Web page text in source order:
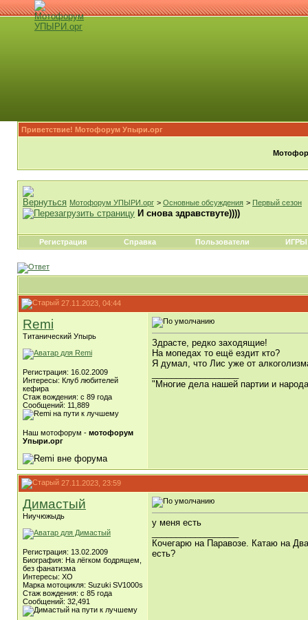
Приветствие! Мотофорум Упыри.орг
Мотофорум УПЫРИ.орг > Основные обсуждения > Первый сезон
И снова здравствуте))))
Регистрация Справка Пользователи ИГРЫ
27.11.2023, 04:44
Remi
Титанический Упырь
Регистрация: 16.02.2009
Интересы: Клуб любителей
кефира
Стаж вождения: с 89 года
Сообщений: 11,889
Наш мотофорум - мотофорум
Упыри.орг
Здрасте, редко заходящие!
На мопедах то ещё ездит кто?
Я думал, что Лис уже от
"Многие дела нашей партии и
27.11.2023, 23:59
Димастый
Ниучюжыдь
Регистрация: 13.02.2009
Биография: На лёгком бодрящем,
без фанатизма
Интересы: ХО
Марка мотоцикля: Suzuki SV1000s
Стаж вождения: с 85 года
Сообщений: 32,491
у меня есть
Кочегарю на Паравозе. Катаю на
есть?